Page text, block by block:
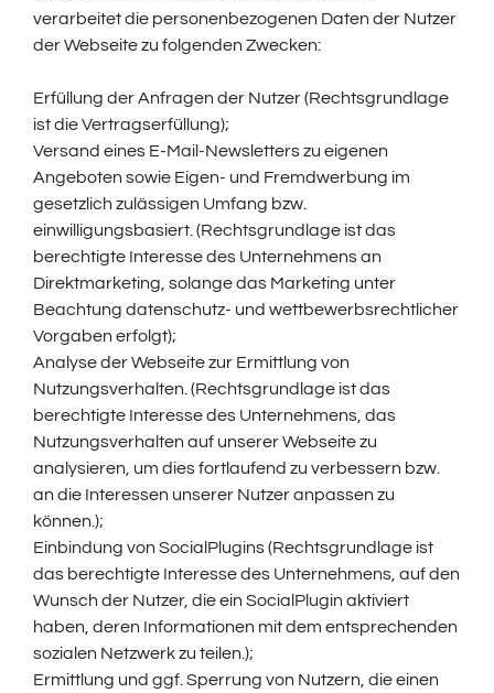
verarbeitet die personenbezogenen Daten der Nutzer
der Webseite zu folgenden Zwecken:
Erfüllung der Anfragen der Nutzer (Rechtsgrundlage
ist die Vertragserfüllung);
Versand eines E-Mail-Newsletters zu eigenen
Angeboten sowie Eigen- und Fremdwerbung im
gesetzlich zulässigen Umfang bzw.
einwilligungsbasiert. (Rechtsgrundlage ist das
berechtigte Interesse des Unternehmens an
Direktmarketing, solange das Marketing unter
Beachtung datenschutz- und wettbewerbsrechtlicher
Vorgaben erfolgt);
Analyse der Webseite zur Ermittlung von
Nutzungsverhalten. (Rechtsgrundlage ist das
berechtigte Interesse des Unternehmens, das
Nutzungsverhalten auf unserer Webseite zu
analysieren, um dies fortlaufend zu verbessern bzw.
an die Interessen unserer Nutzer anpassen zu
können.);
Einbindung von SocialPlugins (Rechtsgrundlage ist
das berechtigte Interesse des Unternehmens, auf den
Wunsch der Nutzer, die ein SocialPlugin aktiviert
haben, deren Informationen mit dem entsprechenden
sozialen Netzwerk zu teilen.);
Ermittlung und ggf. Sperrung von Nutzern, die einen